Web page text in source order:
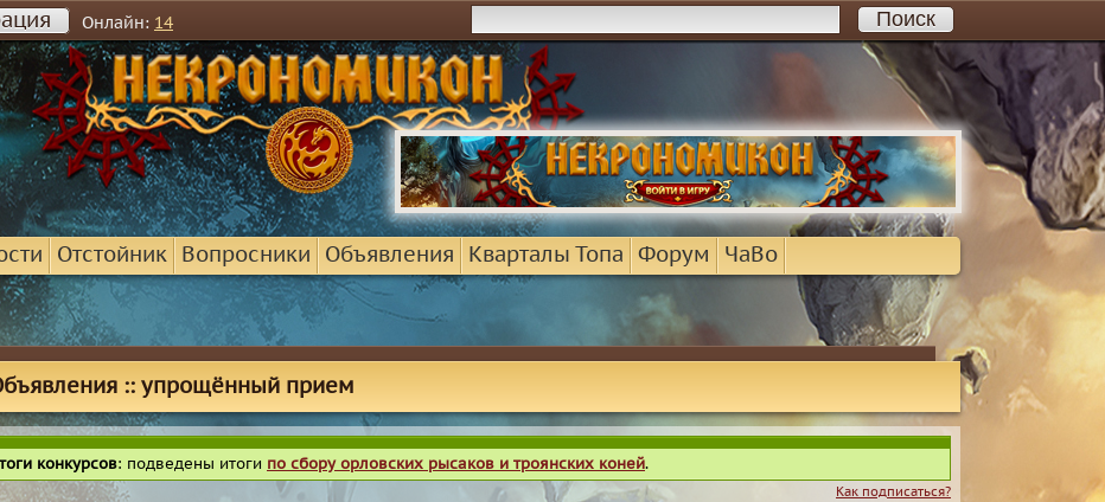
Онлайн: 14
Отстойник Вопросники Объявления Кварталы Топа Форум ЧаВо
:: упрощённый прием
конкурсов: подведены итоги по сбору орловских рысаков и троянских коней.
Как подписаться?